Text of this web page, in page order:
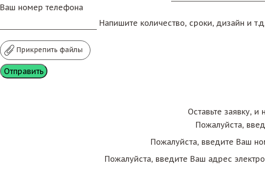
Ваш номер телефона
Напишите количество, сроки, дизайн и
Прикрепить файлы
Оставьте заявку,
Пожалуйста,
Пожалуйста, введите Ваш
Пожалуйста, введите Ваш адрес